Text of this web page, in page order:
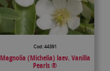
Cod: 44391
Magnolia (Michelia) laev. Vanilla
Pearls ®